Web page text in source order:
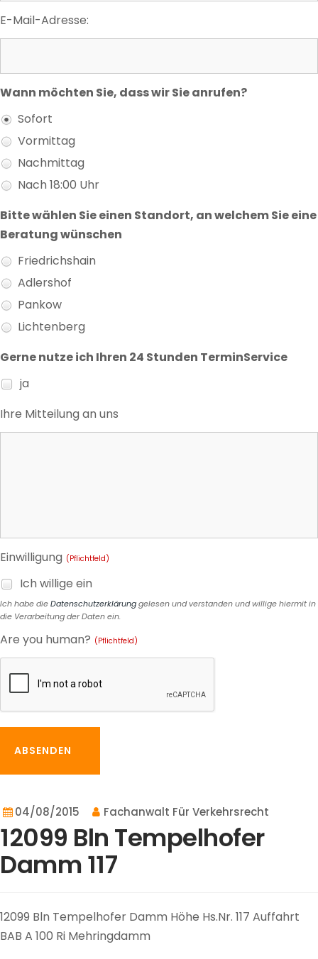
E-Mail-Adresse:
Wann möchten Sie, dass wir Sie anrufen?
Sofort
Vormittag
Nachmittag
Nach 18:00 Uhr
Bitte wählen Sie einen Standort, an welchem Sie eine
Beratung wünschen
Friedrichshain
Adlershof
Pankow
Lichtenberg
Gerne nutze ich Ihren 24 Stunden TerminService
ja
Ihre Mitteilung an uns
Einwilligung (Pflichtfeld)
Ich willige ein
Ich habe dieDatenschutzerklärunggelesen und verstanden und willige hiermit in
die Verarbeitung der Daten ein.
Are you human? (Pflichtfeld)
ABSENDEN
04/08/2015 Fachanwalt Für Verkehrsrecht
12099 Bln Tempelhofer
Damm 117
12099 Bln Tempelhofer Damm Höhe Hs.Nr. 117 Auffahrt
BAB A 100 Ri Mehringdamm